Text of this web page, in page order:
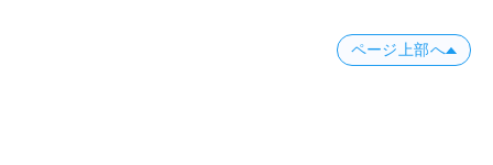
ページ上部へ